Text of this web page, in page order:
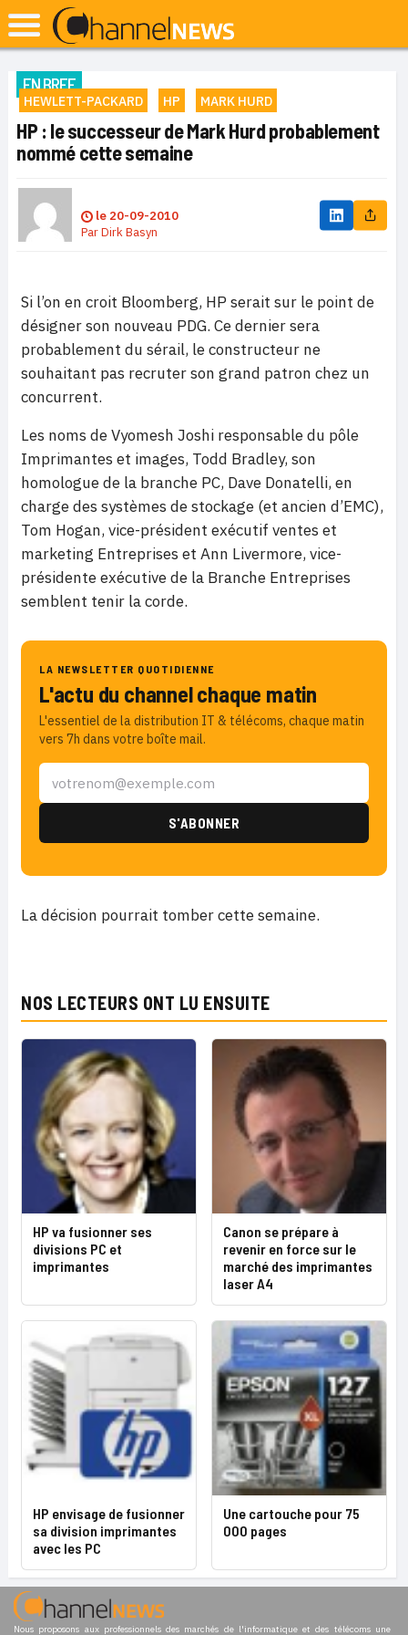
EN BREF
HEWLETT-PACKARD HP MARK HURD
HP : le successeur de Mark Hurd probablement
nommé cette semaine
le 20-09-2010
ParDirk Basyn
Si l’on en croit Bloomberg, HP serait sur le point de
désigner son nouveau PDG. Ce dernier sera
probablement du sérail, le constructeur ne
souhaitant pas recruter son grand patron chez un
concurrent.
Les noms de Vyomesh Joshi responsable du pôle
Imprimantes et images, Todd Bradley, son
homologue de la branche PC, Dave Donatelli, en
charge des systèmes de stockage (et ancien d’EMC),
Tom Hogan, vice-président exécutif ventes et
marketing Entreprises et Ann Livermore, vice-
présidente exécutive de la Branche Entreprises
semblent tenir la corde.
LA NEWSLETTER QUOTIDIENNE
L'actu du channel chaque matin
L'essentiel de la distribution IT & télécoms, chaque matin
vers 7h dans votre boîte mail.
La décision pourrait tomber cette semaine.
NOS LECTEURS ONT LU ENSUITE
HP va fusionner ses
divisions PC et
imprimantes
Canon se prépare à
revenir en force sur le
marché des imprimantes
laser A4
HP envisage de fusionner
sa division imprimantes
avec les PC
Une cartouche pour 75
000 pages
Nous proposons aux professionnels des marchés de l'informatique et des télécoms une